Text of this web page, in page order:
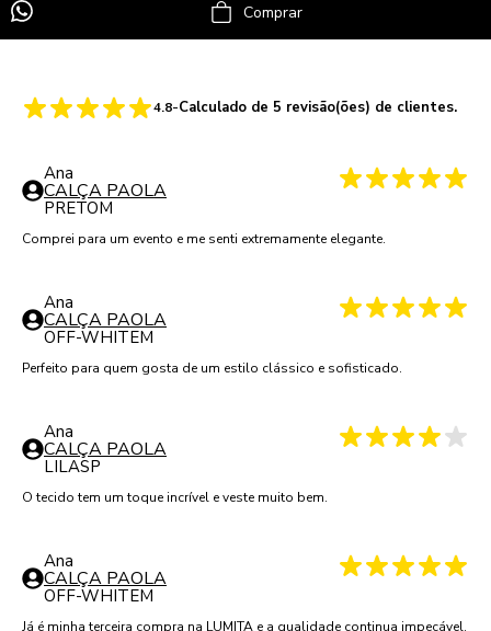
Comprar
4.8-Calculado de 5 revisão(ões) de clientes.
Ana
CALÇA PAOLA
PRETOM
Comprei para um evento e me senti extremamente elegante.
Ana
CALÇA PAOLA
OFF-WHITEM
Perfeito para quem gosta de um estilo clássico e sofisticado.
Ana
CALÇA PAOLA
LILASP
O tecido tem um toque incrível e veste muito bem.
Ana
CALÇA PAOLA
OFF-WHITEM
Já é minha terceira compra na LUMITA e a qualidade continua impecável.